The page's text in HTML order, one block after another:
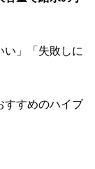
い」「失敗しに
すすめのハイブ